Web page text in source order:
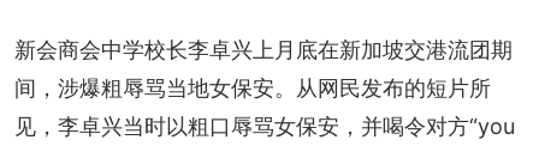
新会商会中学校长李卓兴上月底在新加坡交港流团期
间，涉爆粗辱骂当地女保安。从网民发布的短片所
见，李卓兴当时以粗口辱骂女保安，并喝令对方“you